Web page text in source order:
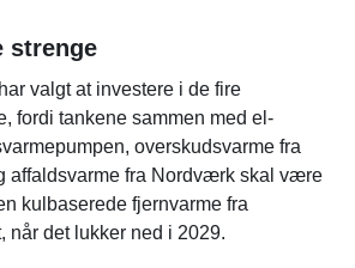
strenge
valgt at investere i de fire
fordi tankene sammen med el-
overskudsvarme fra
affaldsvarme fra Nordværk skal være
kulbaserede fjernvarme fra
det lukker ned i 2029.